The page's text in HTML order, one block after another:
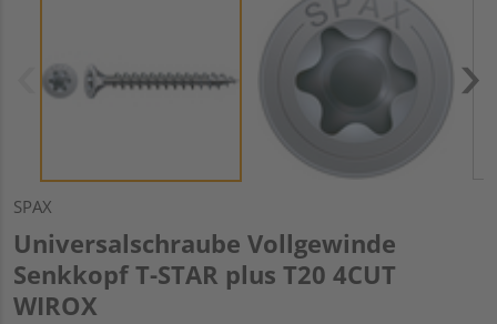
SPAX
Universalschraube Vollgewinde
Senkkopf T-STAR plus T20 4CUT
WIROX